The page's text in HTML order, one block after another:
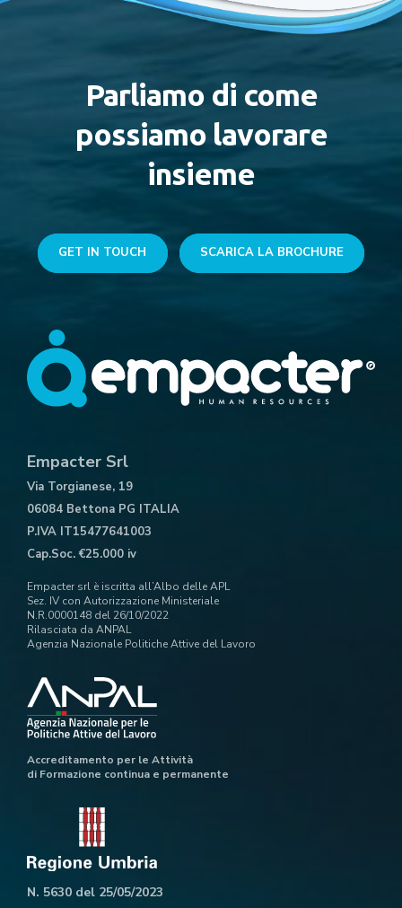
Parliamo di come
possiamo lavorare
insieme
GET IN TOUCH SCARICA LA BROCHURE
Empacter Srl
Via Torgianese, 19
06084 Bettona PG ITALIA
P.IVA IT15477641003
Cap.Soc. €25.000 iv
Empacter srl è iscritta all’Albo delle APL
Sez. IV con Autorizzazione Ministeriale
N.R.0000148 del 26/10/2022
Rilasciata da ANPAL
Agenzia Nazionale Politiche Attive del Lavoro
Accreditamento per le Attività
di Formazione continua e permanente
N. 5630 del 25/05/2023